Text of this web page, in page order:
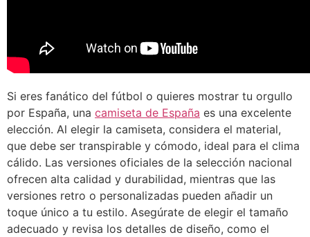
Si eres fanático del fútbol o quieres mostrar tu orgullo
por España, una camiseta de España es una excelente
elección. Al elegir la camiseta, considera el material,
que debe ser transpirable y cómodo, ideal para el clima
cálido. Las versiones oficiales de la selección nacional
ofrecen alta calidad y durabilidad, mientras que las
versiones retro o personalizadas pueden añadir un
toque único a tu estilo. Asegúrate de elegir el tamaño
adecuado y revisa los detalles de diseño, como el